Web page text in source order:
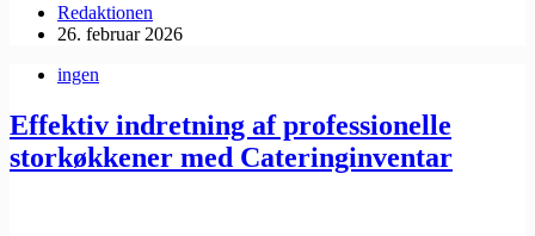
Redaktionen
26. februar 2026
ingen
Effektiv indretning af professionelle
storkøkkener med Cateringinventar